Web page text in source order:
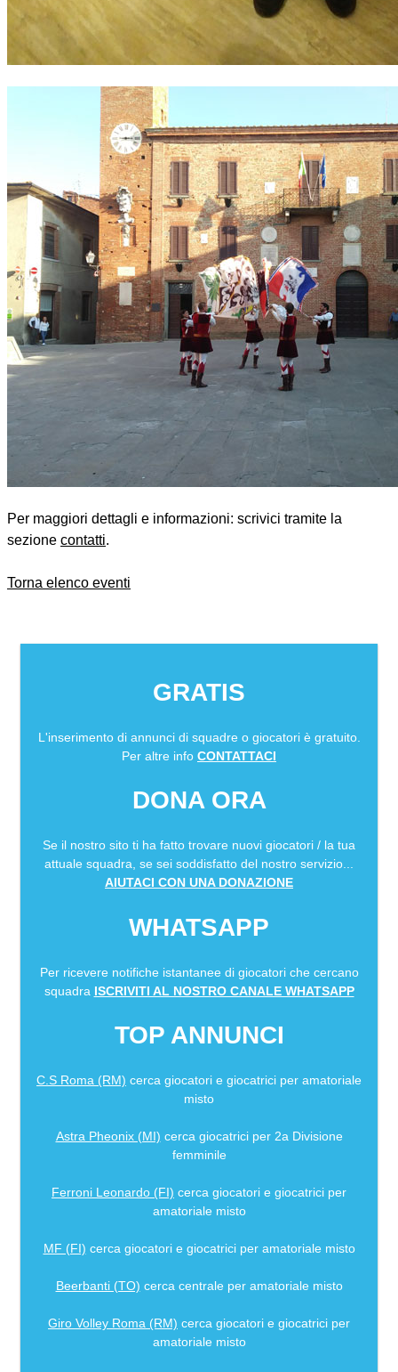
Per maggiori dettagli e informazioni: scrivici tramite la
sezione contatti.
Torna elenco eventi
GRATIS
L'inserimento di annunci di squadre o giocatori è gratuito.
Per altre info CONTATTACI
DONA ORA
Se il nostro sito ti ha fatto trovare nuovi giocatori / la tua
attuale squadra, se sei soddisfatto del nostro servizio...
AIUTACI CON UNA DONAZIONE
WHATSAPP
Per ricevere notifiche istantanee di giocatori che cercano
squadra ISCRIVITI AL NOSTRO CANALE WHATSAPP
TOP ANNUNCI
C.S Roma (RM) cerca giocatori e giocatrici per amatoriale
misto
Astra Pheonix (MI) cerca giocatrici per 2a Divisione
femminile
Ferroni Leonardo (FI) cerca giocatori e giocatrici per
amatoriale misto
MF (FI) cerca giocatori e giocatrici per amatoriale misto
Beerbanti (TO) cerca centrale per amatoriale misto
Giro Volley Roma (RM) cerca giocatori e giocatrici per
amatoriale misto